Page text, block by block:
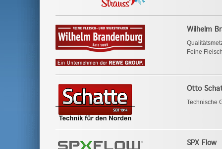
Wilhelm
Feine
Otto
Technische
SPX Flow